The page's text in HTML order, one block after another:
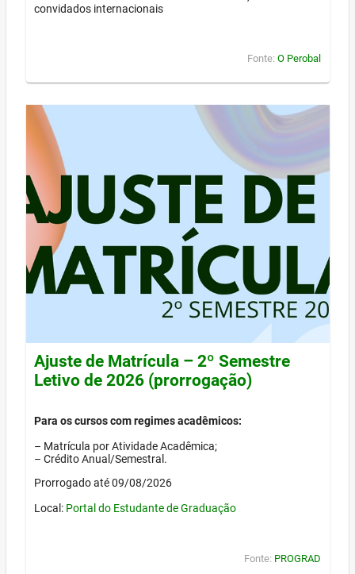
convidados internacionais
Fonte: O Perobal
Ajuste de Matrícula – 2º Semestre
Letivo de 2026 (prorrogação)
Para os cursos com regimes acadêmicos:
– Matrícula por Atividade Acadêmica;
– Crédito Anual/Semestral.
Prorrogado até 09/08/2026
Local: Portal do Estudante de Graduação
Fonte: PROGRAD